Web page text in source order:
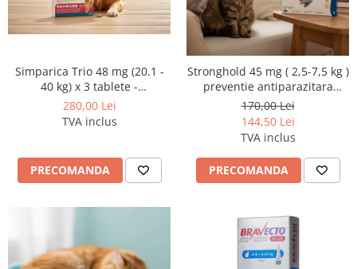
Simparica Trio 48 mg (20.1 -
40 kg) x 3 tablete -
deparazitare externa si
interna pentru caini
280,00 Lei
TVA inclus
PRECOMANDA
Stronghold 45 mg ( 2,5-7,5 kg )
preventie antiparazitara
externa si interna pentru
pisici cutie cu 3 pipete
170,00 Lei
144,50 Lei
TVA inclus
PRECOMANDA